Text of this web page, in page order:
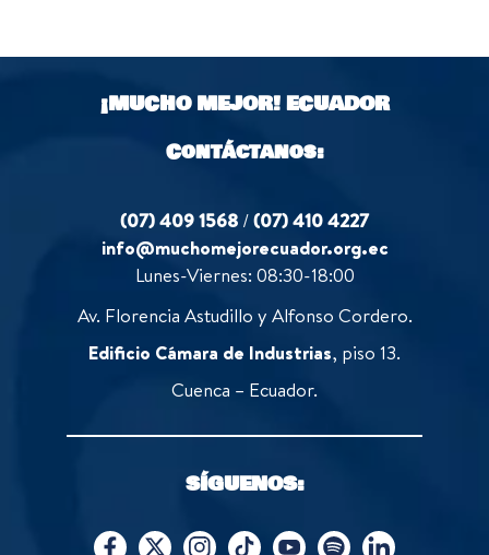
5
t
¡MUCHO MEJOR!ECUADOR
Contáctanos:
(07) 409 1568 /(07) 410 4227
info@muchomejorecuador.org.ec
Lunes-Viernes: 08:30-18:00
Av. Florencia Astudillo y Alfonso Cordero.
Edificio Cámara de Industrias, piso 13.
Cuenca – Ecuador.
SÍGUENOS: